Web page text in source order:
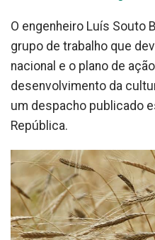
O engenheiro Luís Souto
grupo de trabalho que
nacional e o plano de
desenvolvimento da
um despacho publicado
República.